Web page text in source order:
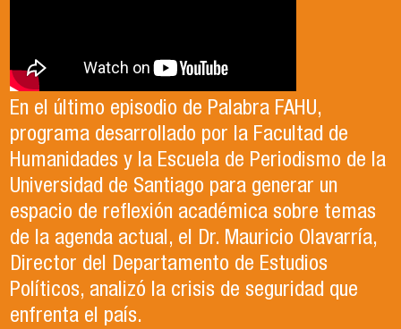
En el último episodio de Palabra FAHU,
programa desarrollado por la Facultad de
Humanidades y la Escuela de Periodismo de la
Universidad de Santiago para generar un
espacio de reflexión académica sobre temas
de la agenda actual, el Dr. Mauricio Olavarría,
Director del Departamento de Estudios
Políticos, analizó la crisis de seguridad que
enfrenta el país.
Antonia egresó de la Licenciatura en Estudios
Internacionales de la Universidad de Santiago
en el año 2023. Actualmente, trabaja en lo que
ella describe como el trabajo de sus sueños
en la Organización de las Naciones Unidas para
la Alimentación y la Agricultura (FAO).
El Departamento de Estudios Políticos, en
colaboración con la Asociación Chilena de
Ciencia Política (ACCP), fue el organizador del
exitoso Congreso que recientemente tuvo
lugar en la Universidad de Santiago. Durante el
evento, se llevaron a cabo paneles de
conversación, reflexión y debate sobre el
contexto político y académico nacional.
Puedes revisar los paneles en el apartado
"Congreso ACCP" de la página web.